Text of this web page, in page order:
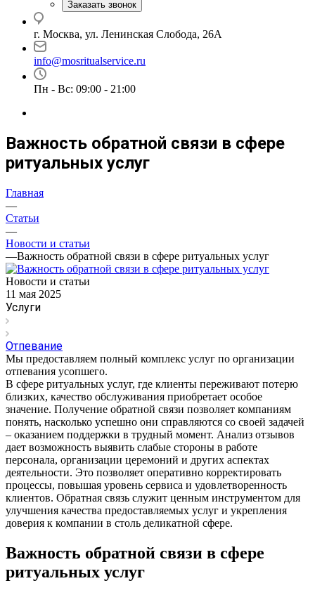
Заказать звонок
г. Москва, ул. Ленинская Слобода, 26А
info@mosritualservice.ru
Пн - Вс: 09:00 - 21:00
Важность обратной связи в сфере
ритуальных услуг
Главная
—
Статьи
—
Новости и статьи
—Важность обратной связи в сфере ритуальных услуг
Новости и статьи
11 мая 2025
Услуги
Отпевание
Мы предоставляем полный комплекс услуг по организации
отпевания усопшего.
В сфере ритуальных услуг, где клиенты переживают потерю
близких, качество обслуживания приобретает особое
значение. Получение обратной связи позволяет компаниям
понять, насколько успешно они справляются со своей задачей
– оказанием поддержки в трудный момент. Анализ отзывов
дает возможность выявить слабые стороны в работе
персонала, организации церемоний и других аспектах
деятельности. Это позволяет оперативно корректировать
процессы, повышая уровень сервиса и удовлетворенность
клиентов. Обратная связь служит ценным инструментом для
улучшения качества предоставляемых услуг и укрепления
доверия к компании в столь деликатной сфере.
Важность обратной связи в сфере
ритуальных услуг